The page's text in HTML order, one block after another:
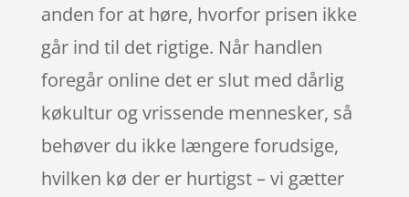
anden for at høre, hvorfor prisen ikke
går ind til det rigtige. Når handlen
foregår online det er slut med dårlig
køkultur og vrissende mennesker, så
behøver du ikke længere forudsige,
hvilken kø der er hurtigst – vi gætter